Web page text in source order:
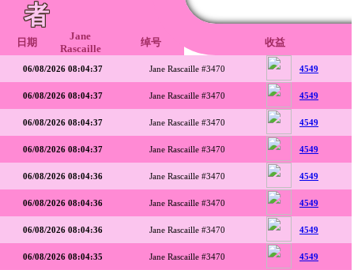
者
日期
Jane
Rascaille
绰号 收益
06/08/2026 08:04:37 Jane Rascaille #3470 4549
06/08/2026 08:04:37 Jane Rascaille #3470 4549
06/08/2026 08:04:37 Jane Rascaille #3470 4549
06/08/2026 08:04:37 Jane Rascaille #3470 4549
06/08/2026 08:04:36 Jane Rascaille #3470 4549
06/08/2026 08:04:36 Jane Rascaille #3470 4549
06/08/2026 08:04:36 Jane Rascaille #3470 4549
06/08/2026 08:04:35 Jane Rascaille #3470 4549